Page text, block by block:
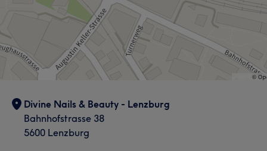
Divine Nails & Beauty - Lenzburg
Bahnhofstrasse 38
5600 Lenzburg